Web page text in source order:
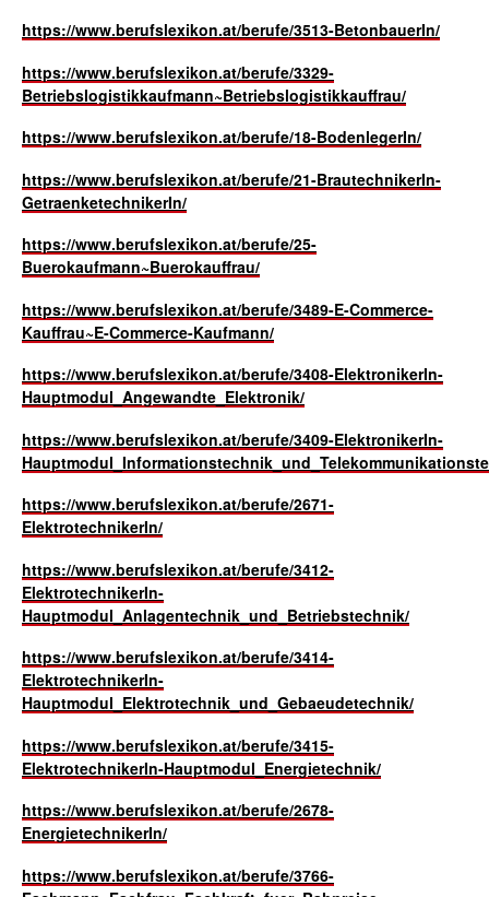
https://www.berufslexikon.at/berufe/3513-BetonbauerIn/
https://www.berufslexikon.at/berufe/3329-
Betriebslogistikkaufmann~Betriebslogistikkauffrau/
https://www.berufslexikon.at/berufe/18-BodenlegerIn/
https://www.berufslexikon.at/berufe/21-BrautechnikerIn-
GetraenketechnikerIn/
https://www.berufslexikon.at/berufe/25-
Buerokaufmann~Buerokauffrau/
https://www.berufslexikon.at/berufe/3489-E-Commerce-
Kauffrau~E-Commerce-Kaufmann/
https://www.berufslexikon.at/berufe/3408-ElektronikerIn-
Hauptmodul_Angewandte_Elektronik/
https://www.berufslexikon.at/berufe/3409-ElektronikerIn-
https://www.berufslexikon.at/berufe/2671-
ElektrotechnikerIn/
https://www.berufslexikon.at/berufe/3412-
ElektrotechnikerIn-
Hauptmodul_Anlagentechnik_und_Betriebstechnik/
https://www.berufslexikon.at/berufe/3414-
ElektrotechnikerIn-
Hauptmodul_Elektrotechnik_und_Gebaeudetechnik/
https://www.berufslexikon.at/berufe/3415-
ElektrotechnikerIn-Hauptmodul_Energietechnik/
https://www.berufslexikon.at/berufe/2678-
EnergietechnikerIn/
https://www.berufslexikon.at/berufe/3766-